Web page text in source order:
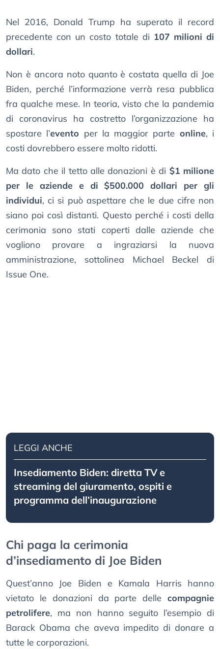
Nel 2016, Donald Trump ha superato il record
precedente con un costo totale di 107 milioni di
dollari.
Non è ancora noto quanto è costata quella di Joe
Biden, perché l’informazione verrà resa pubblica
fra qualche mese. In teoria, visto che la pandemia
di coronavirus ha costretto l’organizzazione ha
spostare l’evento per la maggior parte online, i
costi dovrebbero essere molto ridotti.
Ma dato che il tetto alle donazioni è di $1 milione
per le aziende e di $500.000 dollari per gli
individui, ci si può aspettare che le due cifre non
siano poi così distanti. Questo perché i costi della
cerimonia sono stati coperti dalle aziende che
vogliono provare a ingraziarsi la nuova
amministrazione, sottolinea Michael Beckel di
Issue One.
LEGGI ANCHE
Insediamento Biden: diretta TV e
streaming del giuramento, ospiti e
programma dell’inaugurazione
Chi paga la cerimonia
d’insediamento di Joe Biden
Quest’anno Joe Biden e Kamala Harris hanno
vietato le donazioni da parte delle compagnie
petrolifere, ma non hanno seguito l’esempio di
Barack Obama che aveva impedito di donare a
tutte le corporazioni.